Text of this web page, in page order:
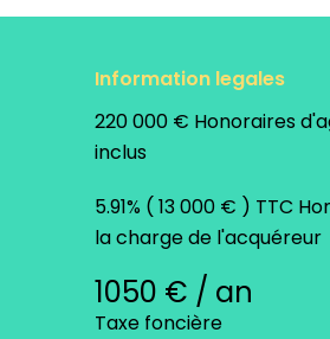
Information legales
220 000 € Honoraires
inclus
5.91% ( 13 000 € ) TTC
la charge de l'acquéreur
1050 € / an
Taxe foncière